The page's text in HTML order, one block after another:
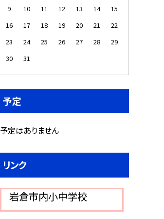
9
10 11 12 13 14
15
16
17 18 19 20 21
22
23
24 25 26 27 28
29
30
31
予定
予定はありません
リンク
岩倉市内小中学校